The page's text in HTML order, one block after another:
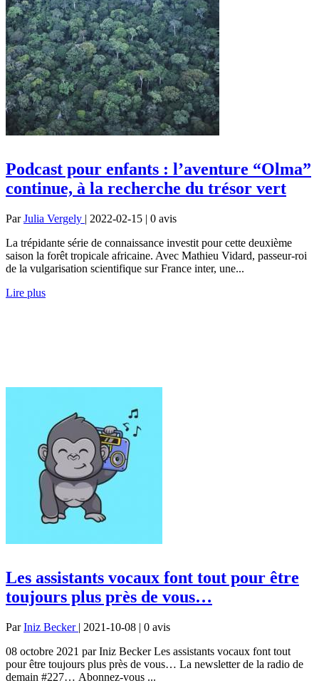
Podcast pour enfants : l’aventure “Olma”
continue, à la recherche du trésor vert
ParJulia Vergely | 2022-02-15 | 0 avis
La trépidante série de connaissance investit pour cette deuxième
saison la forêt tropicale africaine. Avec Mathieu Vidard, passeur-roi
de la vulgarisation scientifique sur France inter, une...
Lire plus
Les assistants vocaux font tout pour être
toujours plus près de vous…
ParIniz Becker | 2021-10-08 | 0 avis
08 octobre 2021 par Iniz Becker Les assistants vocaux font tout
pour être toujours plus près de vous… La newsletter de la radio de
demain #227… Abonnez-vous ...